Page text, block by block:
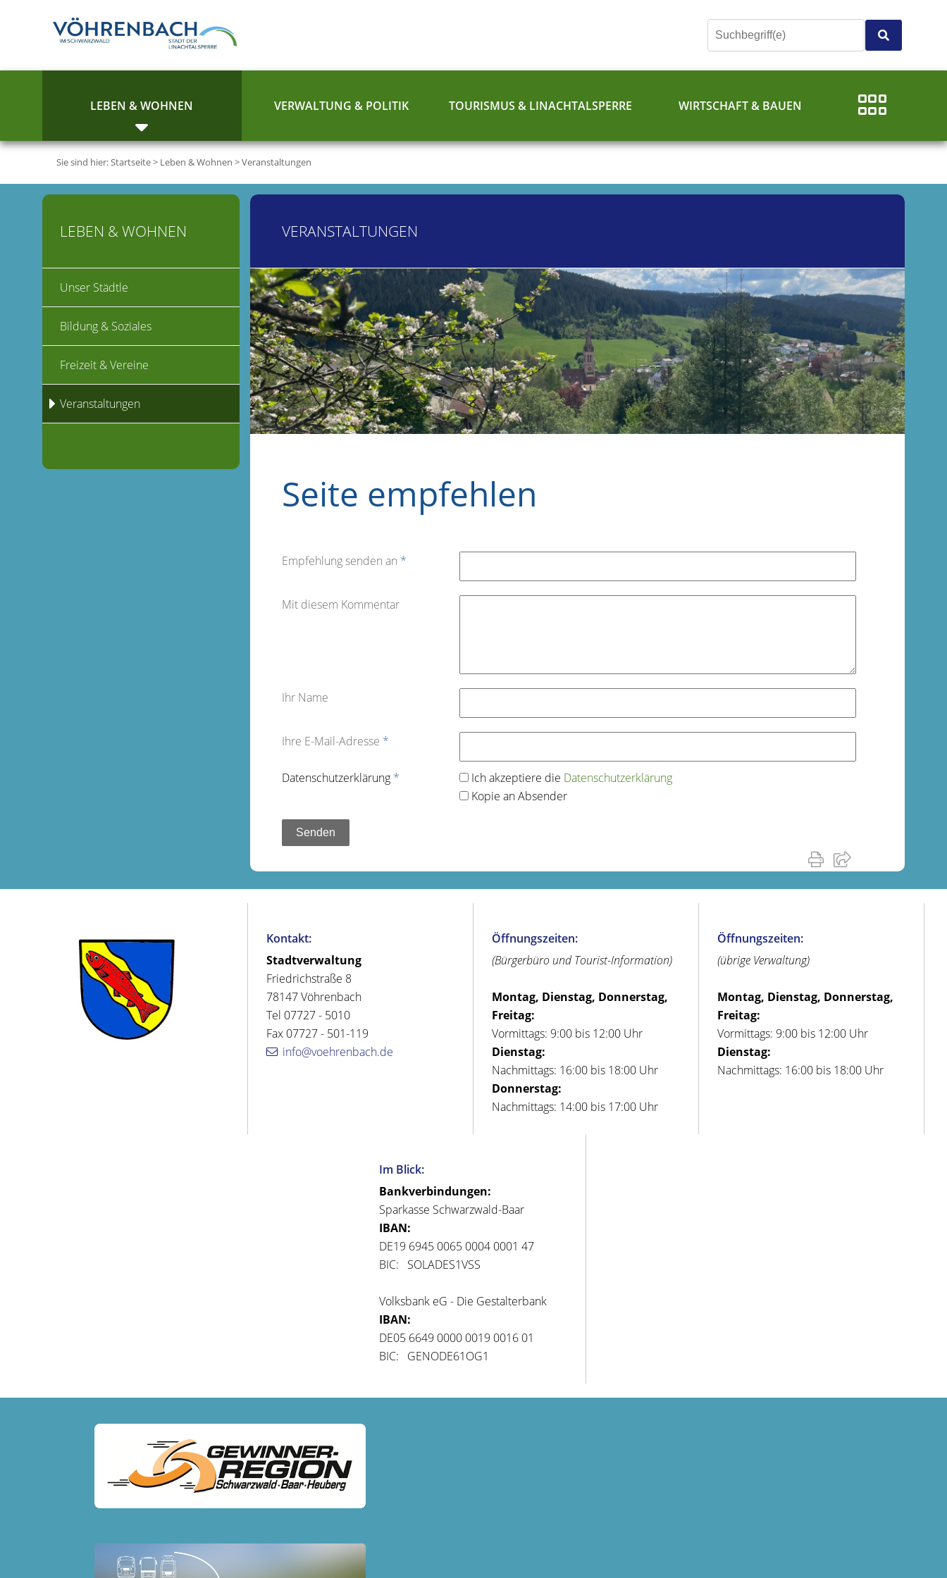
LEBEN & WOHNEN VERWALTUNG & POLITIK TOURISMUS & LINACHTALSPERRE WIRTSCHAFT & BAUEN
Sie sind hier:Startseite> Leben & Wohnen >Veranstaltungen
VERANSTALTUNGEN
Seite empfehlen
Empfehlung senden an *
Mit diesem Kommentar
Ihr Name
Ihre E-Mail-Adresse *
Datenschutz­erklärung * Ich akzeptiere die Datenschutz­erklärung
Kopie an Absender
LEBEN & WOHNEN
Unser Städtle
Bildung & Soziales
Freizeit & Vereine
Veranstaltungen
Kontakt:
Stadtverwaltung
Friedrichstraße 8
78147 Vöhrenbach
Tel 07727 - 5010
Fax 07727 - 501-119
info@voehrenbach.de
Öffnungszeiten:
(Bürgerbüro und Tourist-Information)
Montag, Dienstag, Donnerstag,
Freitag:
Vormittags: 9:00 bis 12:00 Uhr
Dienstag:
Nachmittags: 16:00 bis 18:00 Uhr
Donnerstag:
Nachmittags: 14:00 bis 17:00 Uhr
Öffnungszeiten:
(übrige Verwaltung)
Montag, Dienstag, Donnerstag,
Freitag:
Vormittags: 9:00 bis 12:00 Uhr
Dienstag:
Nachmittags: 16:00 bis 18:00 Uhr
Im Blick:
Bankverbindungen:
Sparkasse Schwarzwald-Baar
IBAN:
DE19 6945 0065 0004 0001 47
BIC: SOLADES1VSS
Volksbank eG - Die Gestalterbank
IBAN:
DE05 6649 0000 0019 0016 01
BIC: GENODE61OG1